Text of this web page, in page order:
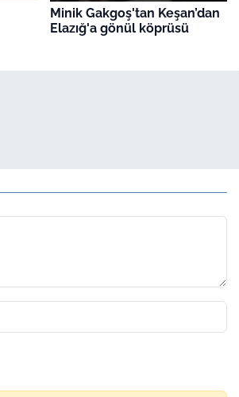
Minik Gakgoş'tan Keşan’dan
Elazığ'a gönül köprüsü